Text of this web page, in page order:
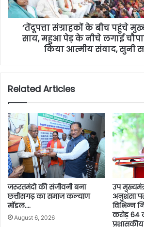
’तेंदूपत्ता संग्राहकों के बीच पहुंचे
साय, महुआ पेड़ के नीचे लगाई
किया आत्मीय संवाद, सुनी
Related Articles
जरूरतमंदो की संजीवनी बना
छत्तीसगढ़ का समाज कल्याण
मॉडल….
August 6, 2026
उप
अनुशंसा
विभिन्न
करोड़ 64